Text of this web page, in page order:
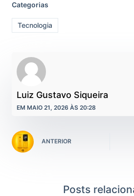
Categorias
Tecnologia
Luiz Gustavo Siqueira
EM MAIO 21, 2026 ÀS 20:28
ANTERIOR
Posts